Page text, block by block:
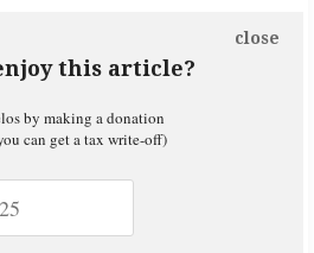
this article?
close
by making a donation
can get a tax write-off)